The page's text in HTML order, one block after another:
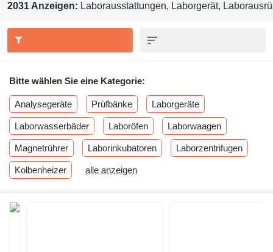
2031 Anzeigen: Laborausstattungen, Laborgerät,
Bitte wählen Sie eine Kategorie:
Analysegeräte Prüfbänke Laborgeräte
Laborwasserbäder Laboröfen Laborwaagen
Magnetrührer Laborinkubatoren Laborzentrifugen
Kolbenheizer alle anzeigen